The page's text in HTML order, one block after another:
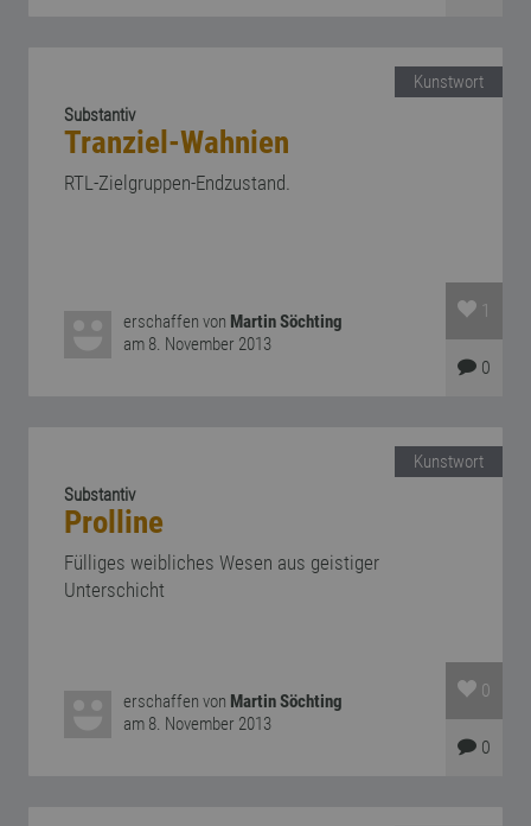
Kunstwort
Substantiv
Tranziel-Wahnien
RTL-Zielgruppen-Endzustand.
erschaffen von Martin Söchting
am 8. November 2013
1
0
Kunstwort
Substantiv
Prolline
Fülliges weibliches Wesen aus geistiger
Unterschicht
erschaffen von Martin Söchting
am 8. November 2013
0
0